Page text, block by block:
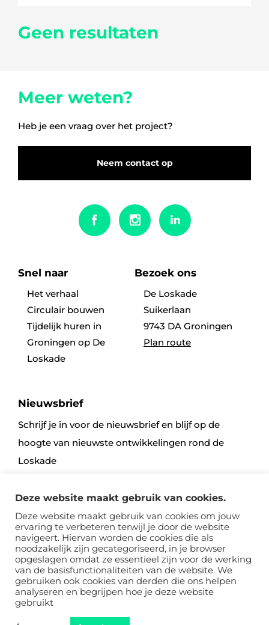
Geen resultaten
Meer weten?
Heb je een vraag over het project?
Neem contact op
Snel naar
Het verhaal
Circulair bouwen
Tijdelijk huren in
Groningen op De
Loskade
Bezoek ons
De Loskade
Suikerlaan
9743 DA Groningen
Plan route
Nieuwsbrief
Schrijf je in voor de nieuwsbrief en blijf op de
hoogte van nieuwste ontwikkelingen rond de
Loskade
Aanmelden
Sitemap Voorwaarden Disclaimer, Privacy & Cookies
Deze website maakt gebruik van cookies.
Deze website maakt gebruik van cookies om jouw
ervaring te verbeteren terwijl je door de website
navigeert. Hiervan worden de cookies die als
noodzakelijk zijn gecategoriseerd, in je browser
opgeslagen omdat ze essentieel zijn voor de werking
van de basisfunctionaliteiten van de website. We
gebruiken ook cookies van derden die ons helpen
analyseren en begrijpen hoe je deze website
gebruikt